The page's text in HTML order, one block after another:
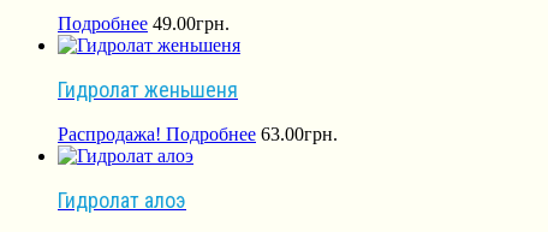
Подробнее 49.00грн.
Гидролат женьшеня
Распродажа! Подробнее 63.00грн.
Гидролат алоэ